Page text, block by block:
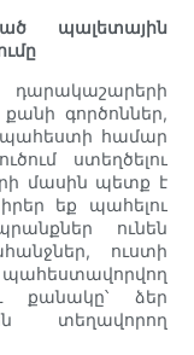
պալետային
գործոններ,
պահեստի համար
ստեղծելու
մասին պետք է
եք պահելու
ունեն
ուստի
քանակը՝ ձեր
տեղավորող